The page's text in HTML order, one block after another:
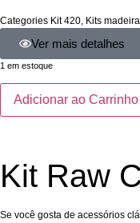
Categories Kit 420 Kits madeira
Ver mais detalhes
1 em estoque
Adicionar ao Carrinho
Kit Raw
Se você gosta de acessórios